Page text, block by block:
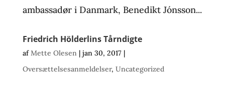
ambassadør i Danmark, Benedikt Jónsson...
Friedrich Hölderlins Tårndigte
afMette Olesen| jan 30, 2017|
Oversættelsesanmeldelser, Uncategorized